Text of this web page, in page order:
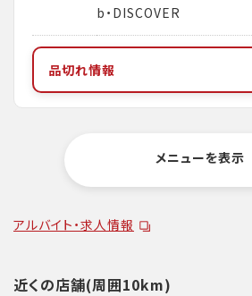
b・DISCOVER
品切れ情報
メニューを表示
アルバイト・求人情報
近くの店舗(周囲10km)